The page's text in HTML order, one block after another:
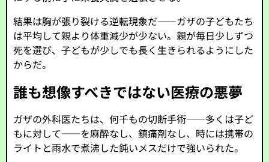
結果は胸が張り裂ける逆転現象だ――ガザの子どもたち
は平均して親より体重減少が少ない。親が毎日少しずつ
死を選び、子どもが少しでも長く生きられるようにした
からだ。
誰も想像すべきではない医療の悪夢
ガザの外科医たちは、何千もの切断手術――多くは子ど
もに対して――を麻酔なし、鎮痛剤なし、時には携帯の
ライトと雨水で煮沸した鈍いメスだけで強いられた。